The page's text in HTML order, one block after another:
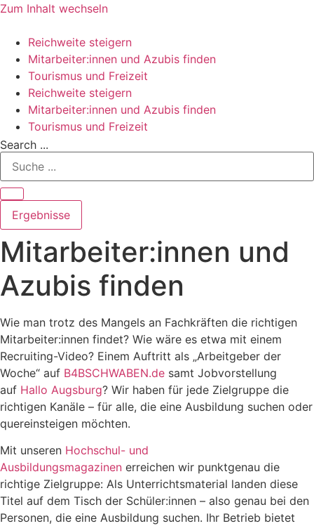
Zum Inhalt wechseln
Reichweite steigern
Mitarbeiter:innen und Azubis finden
Tourismus und Freizeit
Reichweite steigern
Mitarbeiter:innen und Azubis finden
Tourismus und Freizeit
Search ...
Ergebnisse
Mitarbeiter:innen und
Azubis finden
Wie man trotz des Mangels an Fachkräften die richtigen
Mitarbeiter:innen findet? Wie wäre es etwa mit einem
Recruiting-Video? Einem Auftritt als „Arbeitgeber der
Woche“ auf B4BSCHWABEN.de samt Jobvorstellung
auf Hallo Augsburg? Wir haben für jede Zielgruppe die
richtigen Kanäle – für alle, die eine Ausbildung suchen oder
quereinsteigen möchten.
Mit unseren Hochschul- und
Ausbildungsmagazinen erreichen wir punktgenau die
richtige Zielgruppe: Als Unterrichtsmaterial landen diese
Titel auf dem Tisch der Schüler:innen – also genau bei den
Personen, die eine Ausbildung suchen. Ihr Betrieb bietet